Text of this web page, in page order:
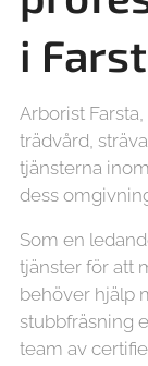
i
Arborist
trädvård,
tjänsterna
dess
Som en
tjänster för att
behöver hjälp
stubbfräsning
team av